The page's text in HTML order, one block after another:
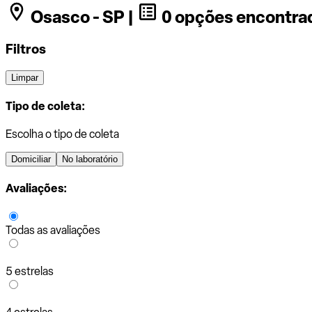
Osasco - SP | 0 opções
Filtros
Limpar
Tipo de coleta:
Escolha o tipo de coleta
Domiciliar No laboratório
Avaliações:
Todas as avaliações
5 estrelas